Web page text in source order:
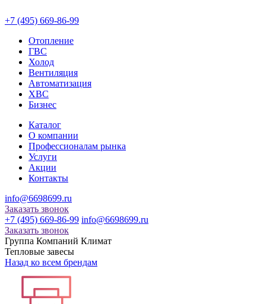
+7 (495) 669-86-99
Отопление
ГВС
Холод
Вентиляция
Автоматизация
ХВС
Бизнес
Каталог
О компании
Профессионалам рынка
Услуги
Акции
Контакты
info@6698699.ru
Заказать звонок
+7 (495) 669-86-99 info@6698699.ru
Заказать звонок
Группа Компаний Климат
Тепловые завесы
Назад ко всем брендам